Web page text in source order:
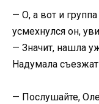
— О, а вот и
усмехнулся он,
— Значит, нашла
Надумала
— Послушайте,